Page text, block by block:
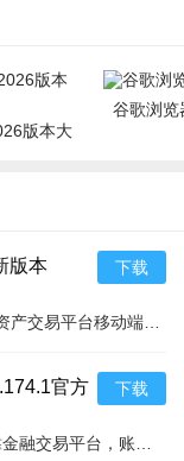
版本大
谷歌浏览
版本
下载
官方
下载